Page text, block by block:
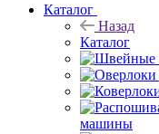
Каталог
Назад
Каталог
машины